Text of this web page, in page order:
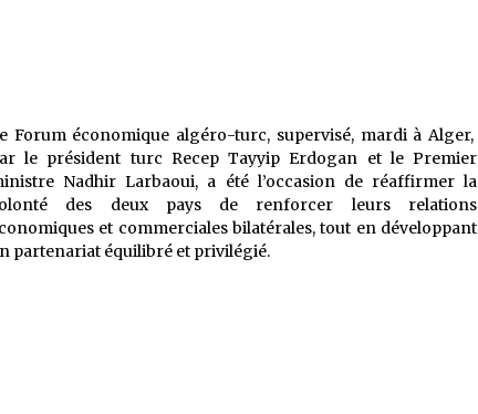
contes et à quoi servent-ils?
5 ans ago
Forum économique algéro-turc, supervisé, mardi à Alger,
le président turc Recep Tayyip Erdogan et le Premier
Nadhir Larbaoui, a été l’occasion de réaffirmer la
des deux pays de renforcer leurs relations
et commerciales bilatérales, tout en développant
partenariat équilibré et privilégié.